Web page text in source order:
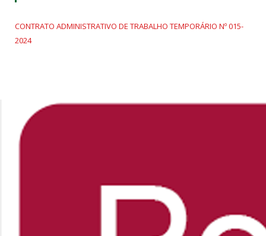
CONTRATO ADMINISTRATIVO DE TRABALHO TEMPORÁRIO Nº 015-
2024